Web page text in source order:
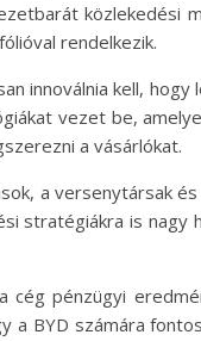
közlekedési
rendelkezik.
innoválnia kell,
vezet be,
a vásárlókat.
a versenytársak
stratégiákra is nagy
cég pénzügyi
a BYD számára